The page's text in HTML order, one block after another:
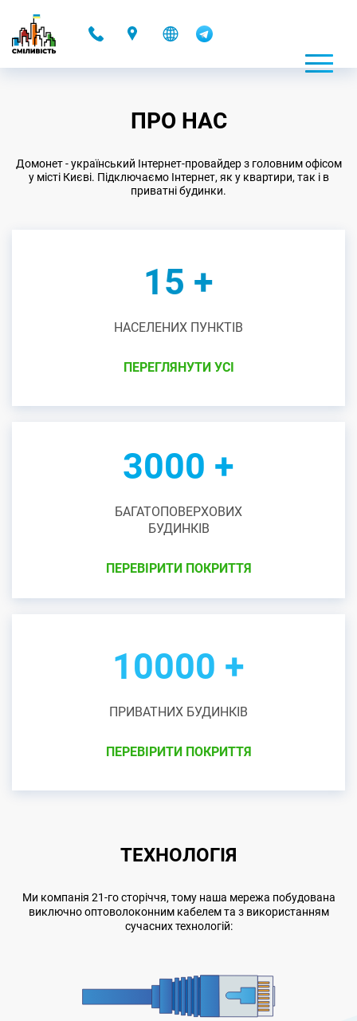
ПРО НАС
Домонет - український Інтернет-провайдер з головним офісом
у місті Києві. Підключаємо Інтернет, як у квартири, так і в
приватні будинки.
15 +
НАСЕЛЕНИХ ПУНКТІВ
ПЕРЕГЛЯНУТИ УСІ
3000 +
БАГАТОПОВЕРХОВИХ
БУДИНКІВ
ПЕРЕВІРИТИ ПОКРИТТЯ
10000 +
ПРИВАТНИХ БУДИНКІВ
ПЕРЕВІРИТИ ПОКРИТТЯ
ТЕХНОЛОГІЯ
Ми компанія 21-го сторіччя, тому наша мережа побудована
виключно оптоволоконним кабелем та з використанням
сучасних технологій: